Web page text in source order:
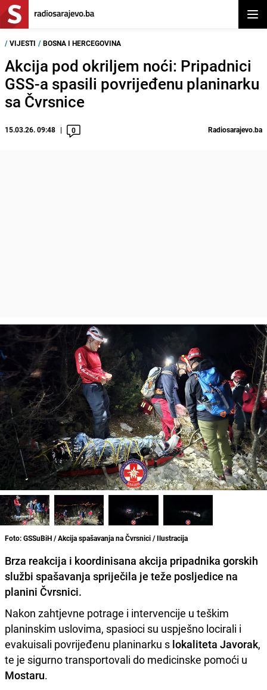
/ VIJESTI / BOSNA I HERCEGOVINA
Akcija pod okriljem noći: Pripadnici
GSS-a spasili povrijeđenu planinarku
sa Čvrsnice
15.03.26. 09:48 0 Radiosarajevo.ba
Foto: GSSuBiH / Akcija spašavanja na Čvrsnici / Ilustracija
Brza reakcija i koordinisana akcija pripadnika gorskih
službi spašavanja spriječila je teže posljedice na
planini Čvrsnici.
Nakon zahtjevne potrage i intervencije u teškim
planinskim uslovima, spasioci su uspješno locirali i
evakuisali povrijeđenu planinarku s lokaliteta Javorak,
te je sigurno transportovali do medicinske pomoći u
Mostaru.